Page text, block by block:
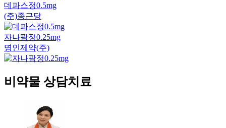
데파스정0.5mg
(주)종근당
자나팜정0.25mg
명인제약(주)
비약물 상담치료